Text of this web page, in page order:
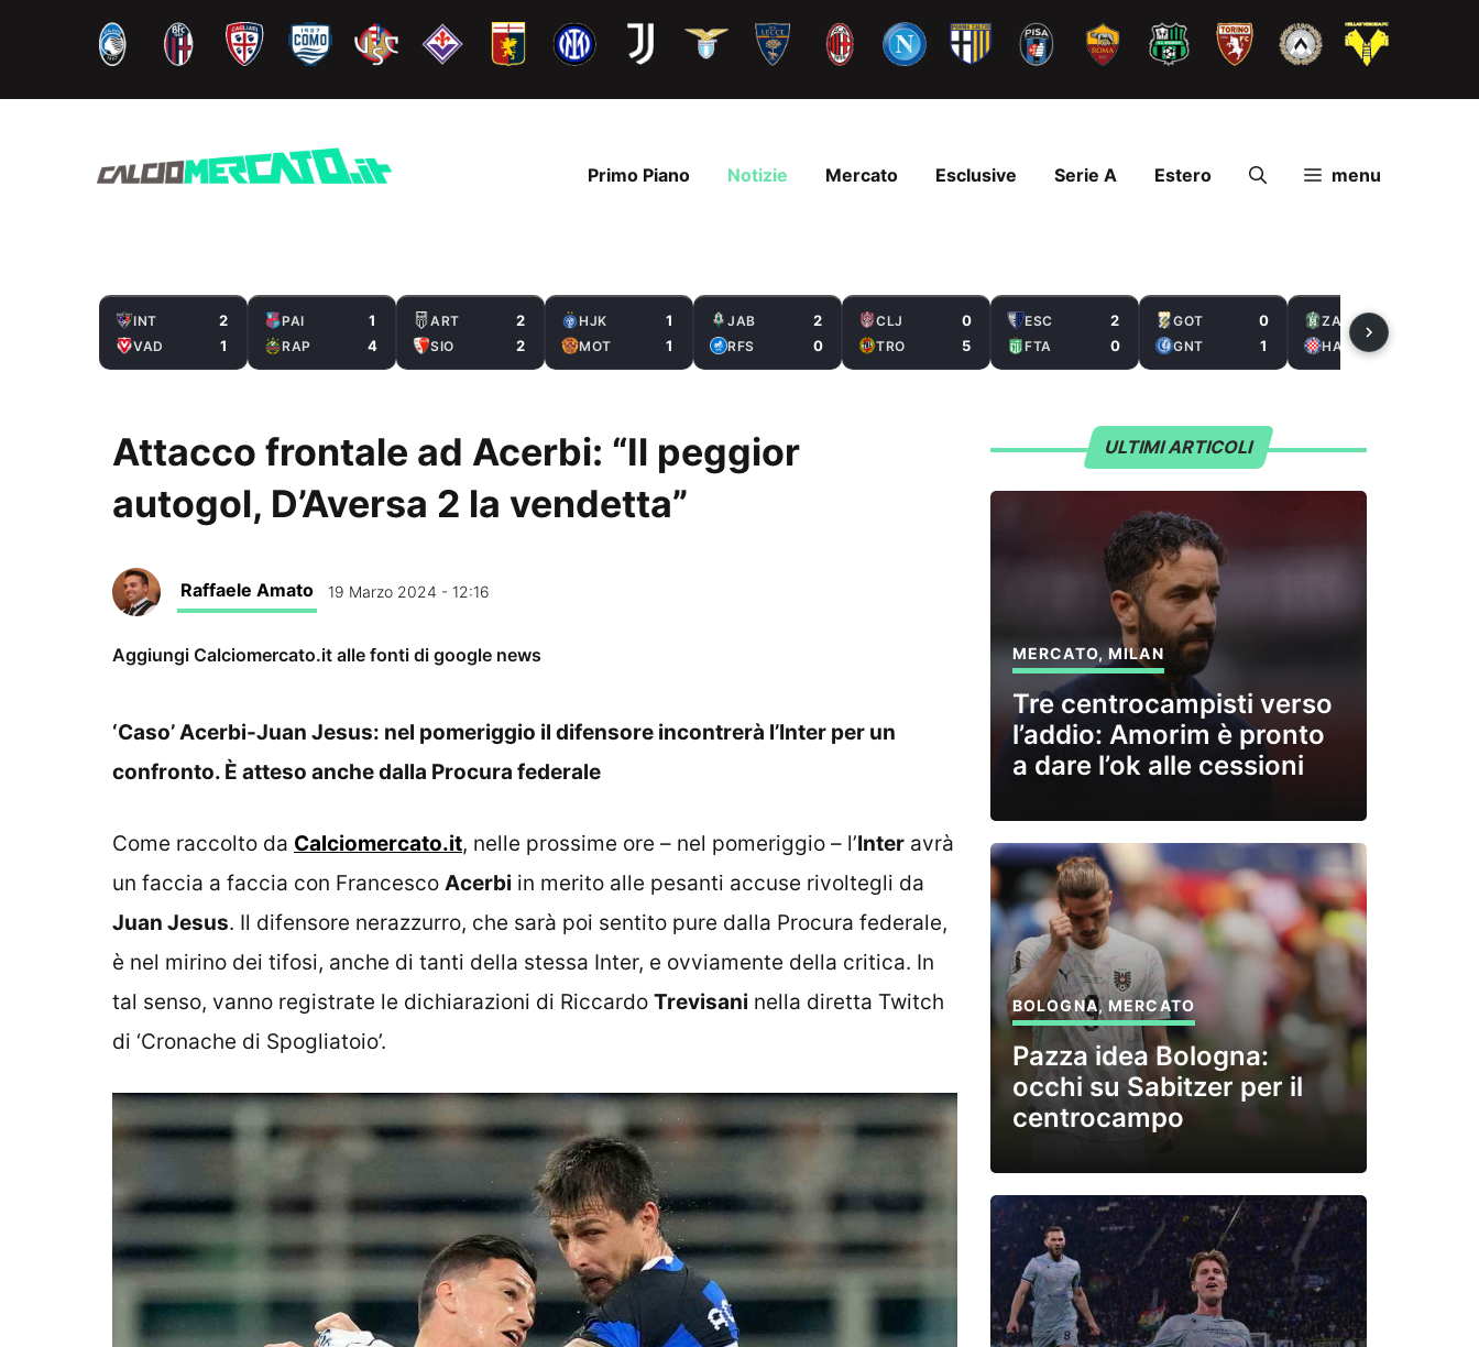
contenuto
Primo Piano Notizie Mercato Esclusive Serie A Estero menu
INT 2
VAD 1
PAI 1
RAP 4
ART 2
SIO 2
HJK 1
MOT 1
JAB 2
RFS 0
CLJ 0
TRO 5
ESC 2
FTA 0
GOT 0
GNT 1
ZAL
HAS
Attacco frontale ad Acerbi: “Il peggior
autogol, D’Aversa 2 la vendetta”
Raffaele Amato 19 Marzo 2024 - 12:16
Aggiungi Calciomercato.it alle fonti di google news
‘Caso’ Acerbi-Juan Jesus: nel pomeriggio il difensore incontrerà l’Inter per un
confronto. È atteso anche dalla Procura federale
Come raccolto da Calciomercato.it, nelle prossime ore – nel pomeriggio – l’Inter avrà
un faccia a faccia con Francesco Acerbi in merito alle pesanti accuse rivoltegli da
Juan Jesus. Il difensore nerazzurro, che sarà poi sentito pure dalla Procura federale,
è nel mirino dei tifosi, anche di tanti della stessa Inter, e ovviamente della critica. In
tal senso, vanno registrate le dichiarazioni di Riccardo Trevisani nella diretta Twitch
di ‘Cronache di Spogliatoio’.
ULTIMI ARTICOLI
MERCATO,MILAN
Tre centrocampisti verso
l’addio: Amorim è pronto
a dare l’ok alle cessioni
BOLOGNA,MERCATO
Pazza idea Bologna:
occhi su Sabitzer per il
centrocampo